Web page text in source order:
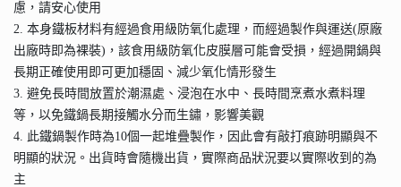
慮，請安心使用
2. 本身鐵板材料有經過食用級防氧化處理，而經過製作與運送(原廠
出廠時即為裸裝)，該食用級防氧化皮膜層可能會受損，經過開鍋與
長期正確使用即可更加穩固、減少氧化情形發生
3. 避免長時間放置於潮濕處、浸泡在水中、長時間烹煮水煮料理
等，以免鐵鍋長期接觸水分而生鏽，影響美觀
4. 此鐵鍋製作時為10個一起堆疊製作，因此會有敲打痕跡明顯與不
明顯的狀況。出貨時會隨機出貨，實際商品狀況要以實際收到的為
主